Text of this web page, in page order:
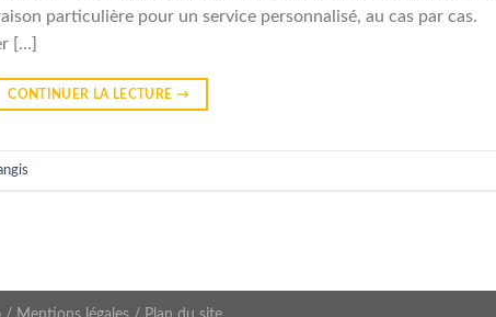
particulière pour un service personnalisé, au cas par cas.
[…]
CONTINUER LA LECTURE →